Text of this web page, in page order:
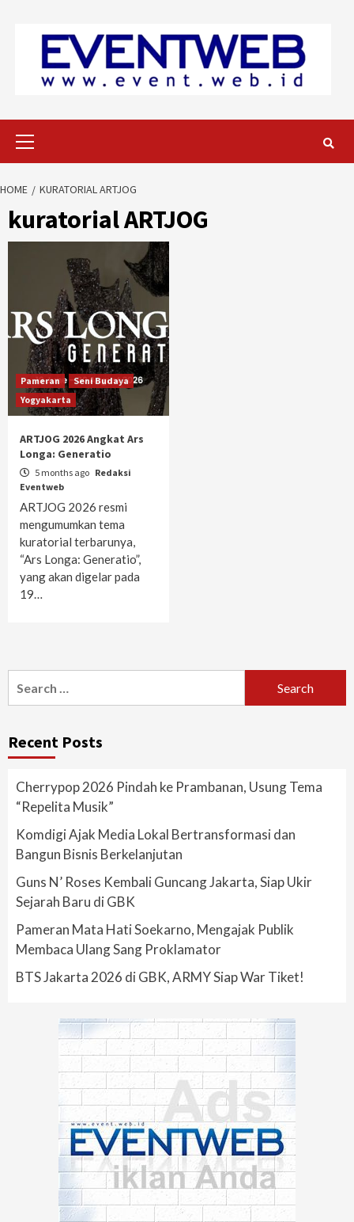
HOME KURATORIAL ARTJOG
kuratorial ARTJOG
Pameran
Seni Budaya
Yogyakarta
ARTJOG 2026 Angkat Ars
Longa: Generatio
5 months ago Redaksi
Eventweb
ARTJOG 2026 resmi
mengumumkan tema
kuratorial terbarunya,
“Ars Longa: Generatio”,
yang akan digelar pada
19…
for:
Recent Posts
Cherrypop 2026 Pindah ke Prambanan, Usung Tema
“Repelita Musik”
Komdigi Ajak Media Lokal Bertransformasi dan
Bangun Bisnis Berkelanjutan
Guns N’ Roses Kembali Guncang Jakarta, Siap Ukir
Sejarah Baru di GBK
Pameran Mata Hati Soekarno, Mengajak Publik
Membaca Ulang Sang Proklamator
BTS Jakarta 2026 di GBK, ARMY Siap War Tiket!